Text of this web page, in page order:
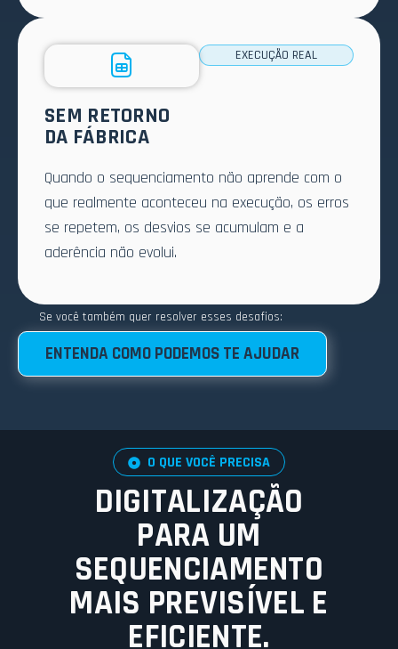
EXECUÇÃO REAL
SEM RETORNO
DA FÁBRICA
Quando o sequenciamento não aprende com o
que realmente aconteceu na execução, os erros
se repetem, os desvios se acumulam e a
aderência não evolui.
Se você também quer resolver esses desafios:
ENTENDA COMO PODEMOS TE AJUDAR
O QUE VOCÊ PRECISA
DIGITALIZAÇÃO
PARA UM
SEQUENCIAMENTO
MAIS PREVISÍVEL E
EFICIENTE.